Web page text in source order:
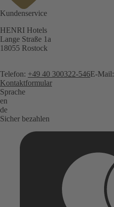
Kundenservice
HENRI Hotels
Lange Straße 1a
18055 Rostock
Telefon: +49 40 300322-546E-Mail:
Kontaktformular
Sprache
en
de
Sicher bezahlen